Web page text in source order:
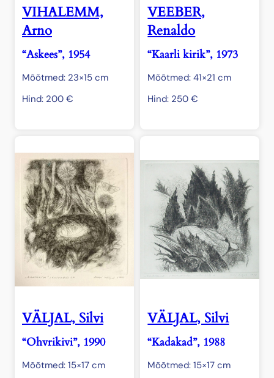
VIHALEMM,
Arno
“Askees”, 1954
Mõõtmed: 23×15 cm
Hind: 200 €
VEEBER,
Renaldo
“Kaarli kirik”, 1973
Mõõtmed: 41×21 cm
Hind: 250€
VÄLJAL, Silvi
“Ohvrikivi”, 1990
Mõõtmed: 15×17 cm
VÄLJAL, Silvi
“Kadakad”, 1988
Mõõtmed: 15×17 cm